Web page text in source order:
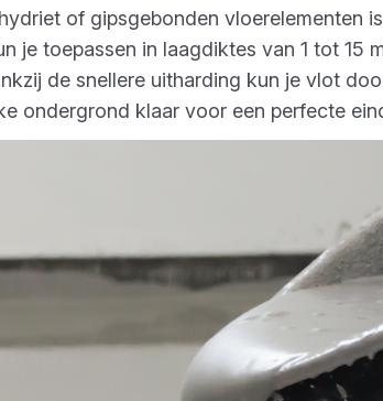
of gipsgebonden vloerelementen is
je toepassen in laagdiktes van 1 tot 15
de snellere uitharding kun je vlot
ondergrond klaar voor een perfecte